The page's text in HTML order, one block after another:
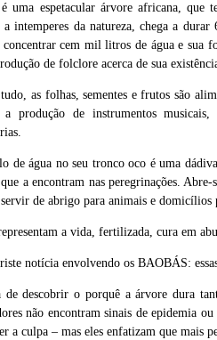
uma espetacular árvore africana, que
a intemperes da natureza, chega a
concentrar cem mil litros de água e sua
de folclore acerca de sua
as folhas, sementes e frutos são
produção de instrumentos musicais,
de água no seu tronco oco é uma
a encontram nas peregrinações.
servir de abrigo para animais e domicílios
a vida, fertilizada, cura em
notícia envolvendo os BAOBÁS:
de descobrir o porquê a árvore dura
não encontram sinais de epidemia
a culpa – mas eles enfatizam que mais